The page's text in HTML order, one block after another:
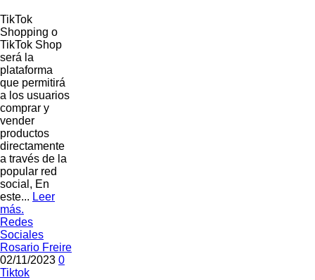
TikTok
Shopping o
TikTok Shop
será la
plataforma
que permitirá
a los usuarios
comprar y
vender
productos
directamente
a través de la
popular red
social, En
este... Leer
más.
Redes
Sociales
Rosario Freire
02/11/2023 0
Tiktok